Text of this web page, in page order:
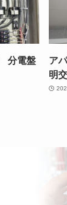
分電盤
ア
明